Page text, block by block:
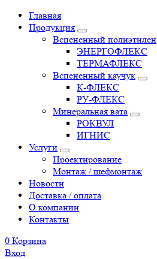
Главная
Продукция
Вспененный полиэтилен
ЭНЕРГОФЛЕКС
ТЕРМАФЛЕКС
Вспененный каучук
К-ФЛЕКС
РУ-ФЛЕКС
Минеральная вата
РОКВУЛ
ИГНИС
Услуги
Проектирование
Монтаж / шефмонтаж
Новости
Доставка / оплата
О компании
Контакты
0 Корзина
Вход